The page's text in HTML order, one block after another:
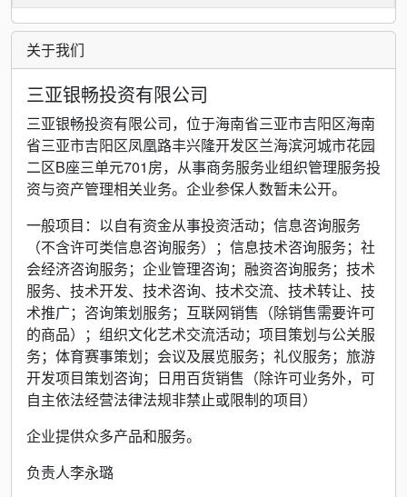
关于我们
三亚银畅投资有限公司
三亚银畅投资有限公司，位于海南省三亚市吉阳区海南
省三亚市吉阳区凤凰路丰兴隆开发区兰海滨河城市花园
二区B座三单元701房，从事商务服务业组织管理服务投
资与资产管理相关业务。企业参保人数暂未公开。
一般项目：以自有资金从事投资活动；信息咨询服务
（不含许可类信息咨询服务）；信息技术咨询服务；社
会经济咨询服务；企业管理咨询；融资咨询服务；技术
服务、技术开发、技术咨询、技术交流、技术转让、技
术推广；咨询策划服务；互联网销售（除销售需要许可
的商品）；组织文化艺术交流活动；项目策划与公关服
务；体育赛事策划；会议及展览服务；礼仪服务；旅游
开发项目策划咨询；日用百货销售（除许可业务外，可
自主依法经营法律法规非禁止或限制的项目）
企业提供众多产品和服务。
负责人李永璐